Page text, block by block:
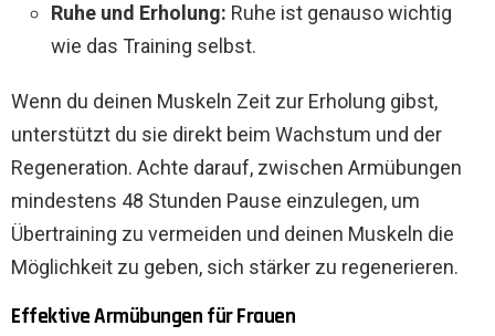
Ruhe und Erholung: Ruhe ist genauso wichtig
wie das Training selbst.
Wenn du deinen Muskeln Zeit zur Erholung gibst,
unterstützt du sie direkt beim Wachstum und der
Regeneration. Achte darauf, zwischen Armübungen
mindestens 48 Stunden Pause einzulegen, um
Übertraining zu vermeiden und deinen Muskeln die
Möglichkeit zu geben, sich stärker zu regenerieren.
Effektive Armübungen für Frauen